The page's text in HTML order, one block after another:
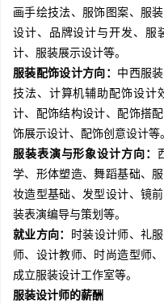
画手绘技法、服饰图案、服
设计、品牌设计与开发、服
计、服装展示设计等。
服装配饰设计方向： 中西服
技法、计算机辅助配饰设计
计、配饰结构设计、配饰搭
饰展示设计、配饰创意设计等
服装表演与形象设计方向：
学、形体塑造、舞蹈基础、
妆造型基础、发型设计、镜
装表演编导与策划等。
就业方向：
时装设计师、礼
师、设计教师、时尚造型师
成立服装设计工作室等。
服装设计师的薪酬